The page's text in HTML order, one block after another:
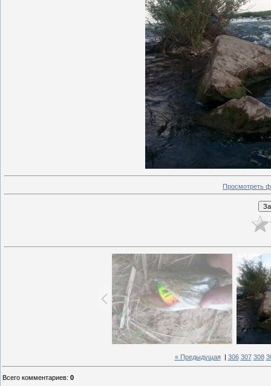
Просмотреть
« Предыдущая| 306 307 308
Всего комментариев: 0